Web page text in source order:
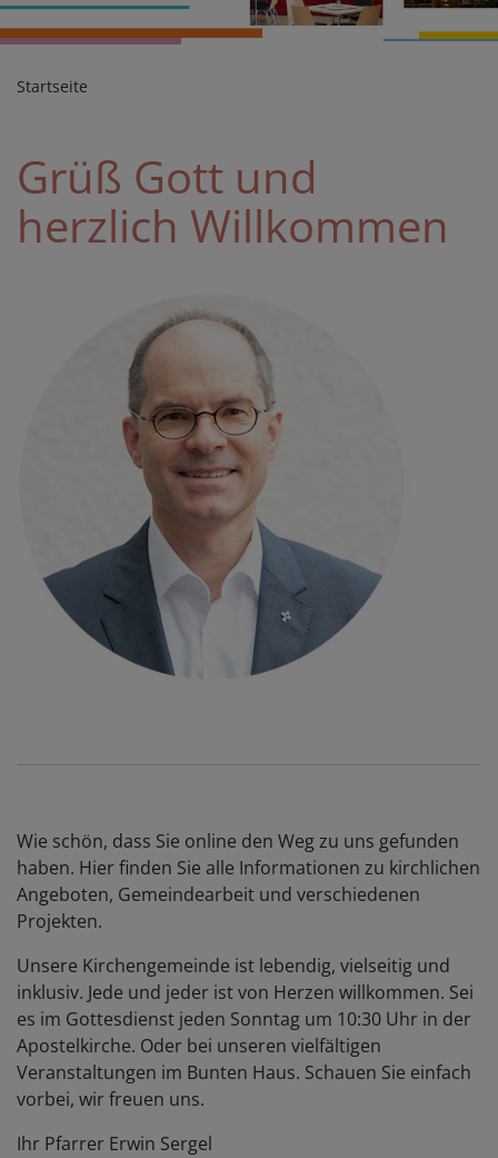
Startseite
Grüß Gott und
herzlich Willkommen
Wie schön, dass Sie online den Weg zu uns gefunden
haben. Hier finden Sie alle Informationen zu kirchlichen
Angeboten, Gemeindearbeit und verschiedenen
Projekten.
Unsere Kirchengemeinde ist lebendig, vielseitig und
inklusiv. Jede und jeder ist von Herzen willkommen. Sei
es im Gottesdienst jeden Sonntag um 10:30 Uhr in der
Apostelkirche. Oder bei unseren vielfältigen
Veranstaltungen im Bunten Haus. Schauen Sie einfach
vorbei, wir freuen uns.
Ihr Pfarrer Erwin Sergel